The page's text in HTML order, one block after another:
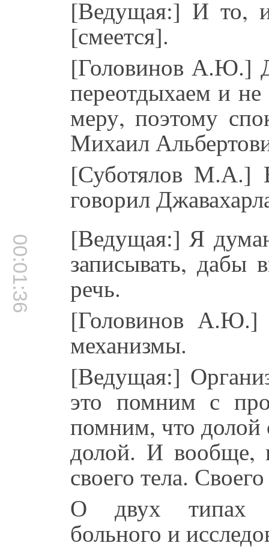
[Ведущая:] И то,
[смеется].
[Головинов А.Ю.]
переотдыхаем и не
меру, поэтому
Михаил
[Суботялов М.А.]
говорил
00:01:36 [Ведущая:] Я
записывать, дабы
речь.
[Головинов А.Ю.]
механизмы.
[Ведущая:]
это помним с
помним, что долой
долой. И вообще,
своего тела.
О двух типах
больного и